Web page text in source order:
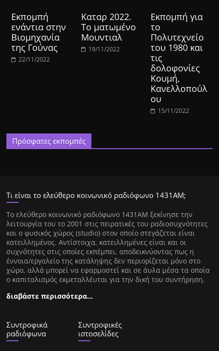
Εκπομπή
ενάντια στην
Βιομηχανία
της Γούνας
22/11/2022
Καταρ 2022.
Το ματωμένο
Μουντιαλ
19/11/2022
Εκπομπή για
το
Πολυτεχνείο
του 1980 και
τις
δολοφονίες
Κουμή,
Κανελλοπούλ
ου
15/11/2022
Πρόσφατες εκπομπές
Τι είναι το ελεύθερο κοινωνικό ραδιόφωνο 1431ΑΜ;
Tο ελεύθερο κοινωνικό ραδιόφωνο 1431AM ξεκίνησε την
λειτουργία του το 2001 στις πειρατικές του ραδιοσυχνότητες
και ο φυσικός χώρος (studio) στον οποίο στεγάζεται είναι
κατειλλημένος. Αντίστοιχα, κατειλλημένες είναι και οι
συχνότητες στις οποίες εκπέμπει, αποδεικνύοντας πως η
έννοια/εργαλείο της κατάληψης δεν περιορίζεται μόνο στο
χώρο, αλλά μπορεί να εφαρμοστεί και σε άυλα μέσα τα οποία
ο καπιταλισμός εκμεταλλέυται για την δική του συντήρηση.
διαβάστε περισσότερα…
Συντροφικά
ραδιόφωνα
Συντροφικές
ιστοσελίδες